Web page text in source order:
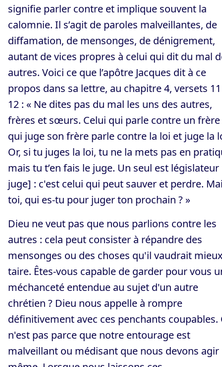
signifie parler contre et implique souvent la
calomnie. Il s’agit de paroles malveillantes, de
diffamation, de mensonges, de dénigrement,
autant de vices propres à celui qui dit du mal
autres. Voici ce que l’apôtre Jacques dit à ce
propos dans sa lettre, au chapitre 4, versets
12 : « Ne dites pas du mal les uns des autres,
frères et sœurs. Celui qui parle contre un
qui juge son frère parle contre la loi et juge la
Or, si tu juges la loi, tu ne la mets pas en
mais tu t’en fais le juge. Un seul est
juge] : c'est celui qui peut sauver et perdre.
toi, qui es-tu pour juger ton prochain ? »
Dieu ne veut pas que nous parlions contre les
autres : cela peut consister à répandre des
mensonges ou des choses qu'il vaudrait
taire. Êtes-vous capable de garder pour vous
méchanceté entendue au sujet d'un autre
chrétien ? Dieu nous appelle à rompre
définitivement avec ces penchants coupables.
n'est pas parce que notre entourage est
malveillant ou médisant que nous devons agir